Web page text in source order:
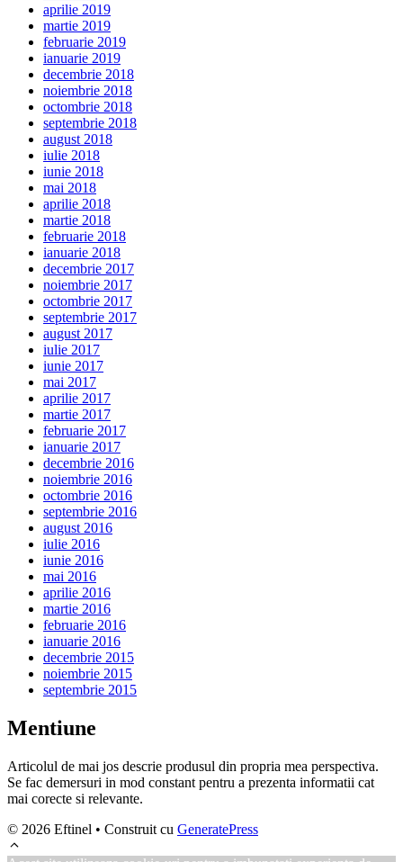
aprilie 2019
martie 2019
februarie 2019
ianuarie 2019
decembrie 2018
noiembrie 2018
octombrie 2018
septembrie 2018
august 2018
iulie 2018
iunie 2018
mai 2018
aprilie 2018
martie 2018
februarie 2018
ianuarie 2018
decembrie 2017
noiembrie 2017
octombrie 2017
septembrie 2017
august 2017
iulie 2017
iunie 2017
mai 2017
aprilie 2017
martie 2017
februarie 2017
ianuarie 2017
decembrie 2016
noiembrie 2016
octombrie 2016
septembrie 2016
august 2016
iulie 2016
iunie 2016
mai 2016
aprilie 2016
martie 2016
februarie 2016
ianuarie 2016
decembrie 2015
noiembrie 2015
septembrie 2015
Mentiune
Articolul de mai jos descrie produsul din propria mea perspectiva.
Se fac demersuri in mod constant pentru a prezenta informatii cat
mai corecte si relevante.
© 2026 Eftinel • Construit cu GeneratePress